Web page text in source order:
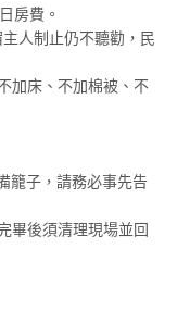
房費。
人制止仍不聽勸，民
加床、不加棉被、不
籠子，請務必事先告
畢後須清理現場並回